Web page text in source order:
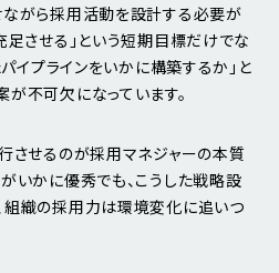
ながら採用活動を設計する必要が
足させる」という短期目標だけでな
イプラインをいかに構築するか」と
不可欠になっています。
させるのが採用マネジャーの本質
いかに優秀でも、こうした戦略設
組織の採用力は環境変化に追いつ